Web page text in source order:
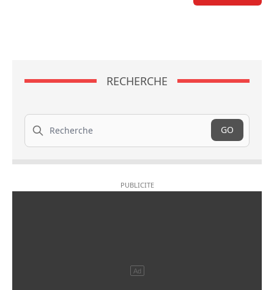
RECHERCHE
Recherche
GO